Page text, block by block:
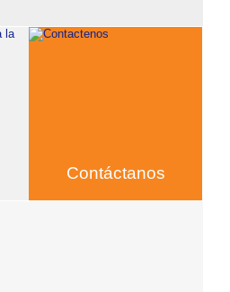
Contáctanos